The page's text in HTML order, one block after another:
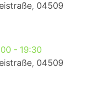
04509
- 19:30
04509